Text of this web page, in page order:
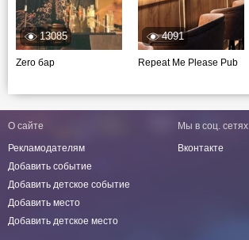
13085
Zero бар
4091
Repeat Me Please Pub
О сайте
Рекламодателям
Добавить событие
Добавить детское событие
Добавить место
Добавить детское место
Мы в соц. сетях
Вконтакте